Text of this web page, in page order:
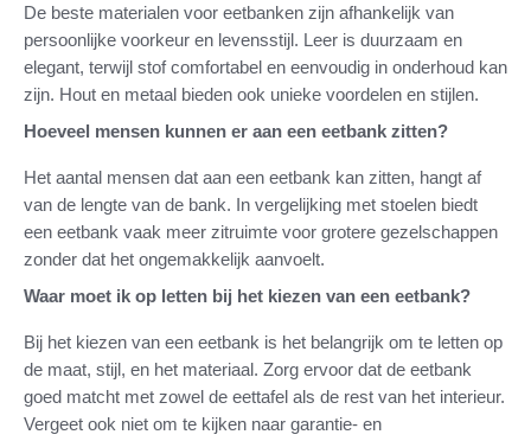
De beste materialen voor eetbanken zijn afhankelijk van
persoonlijke voorkeur en levensstijl. Leer is duurzaam en
elegant, terwijl stof comfortabel en eenvoudig in onderhoud kan
zijn. Hout en metaal bieden ook unieke voordelen en stijlen.
Hoeveel mensen kunnen er aan een eetbank zitten?
Het aantal mensen dat aan een eetbank kan zitten, hangt af
van de lengte van de bank. In vergelijking met stoelen biedt
een eetbank vaak meer zitruimte voor grotere gezelschappen
zonder dat het ongemakkelijk aanvoelt.
Waar moet ik op letten bij het kiezen van een eetbank?
Bij het kiezen van een eetbank is het belangrijk om te letten op
de maat, stijl, en het materiaal. Zorg ervoor dat de eetbank
goed matcht met zowel de eettafel als de rest van het interieur.
Vergeet ook niet om te kijken naar garantie- en